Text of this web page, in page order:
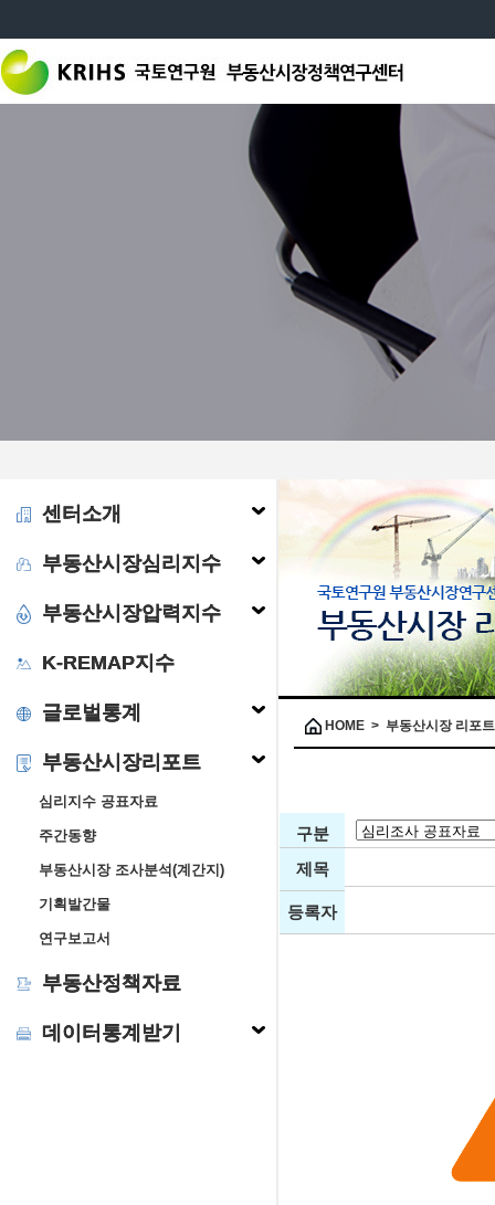
센터소개
부동산시장심리지수
부동산시장압력지수
K-REMAP지수
글로벌통계
부동산시장리포트
심리지수 공표자료
주간동향
부동산시장 조사분석(계간지)
기획발간물
연구보고서
부동산정책자료
데이터통계받기
HOME > 부동산시장 리포
구분
제목
등록자